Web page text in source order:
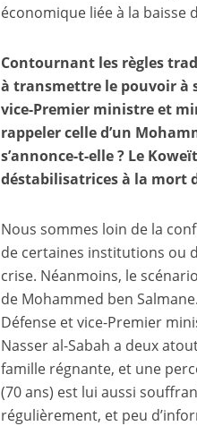
économique liée à la
Contournant les règles
à transmettre le pouvoir à
vice-Premier ministre et
rappeler celle d’un
s’annonce-t-elle ? Le
déstabilisatrices à la mort
Nous sommes loin de la
de certaines institutions ou
crise. Néanmoins, le
de Mohammed ben
Défense et vice-Premier
Nasser al-Sabah a deux
famille régnante, et une
(70 ans) est lui aussi
régulièrement, et peu